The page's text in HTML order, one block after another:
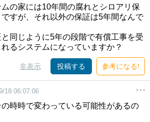
の家には10年間の腐れとシロアリ保
すが、それ以外の保証は5年間なんで
同じように5年の段階で有償工事を受
るシステムになっていますか？
非表示 投稿する 参考になる!
18 06:07:06
時時で変わっている可能性があるの